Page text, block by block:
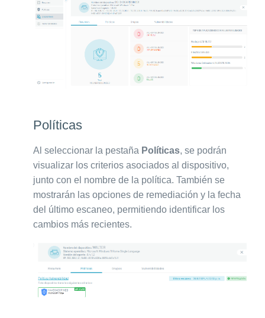
Políticas
Al seleccionar la pestaña Políticas, se podrán
visualizar los criterios asociados al dispositivo,
junto con el nombre de la política. También se
mostrarán las opciones de remediación y la fecha
del último escaneo, permitiendo identificar los
cambios más recientes.